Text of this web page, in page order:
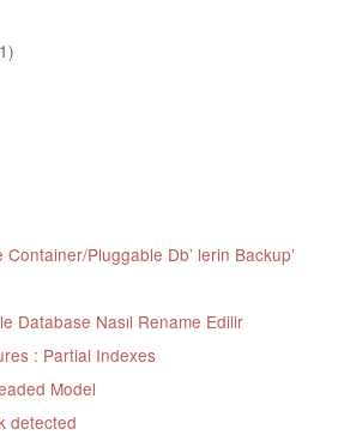
Pluggable Db’ lerin Backup’
Database Nasıl Rename Edilir
: Partial Indexes
Model
detected